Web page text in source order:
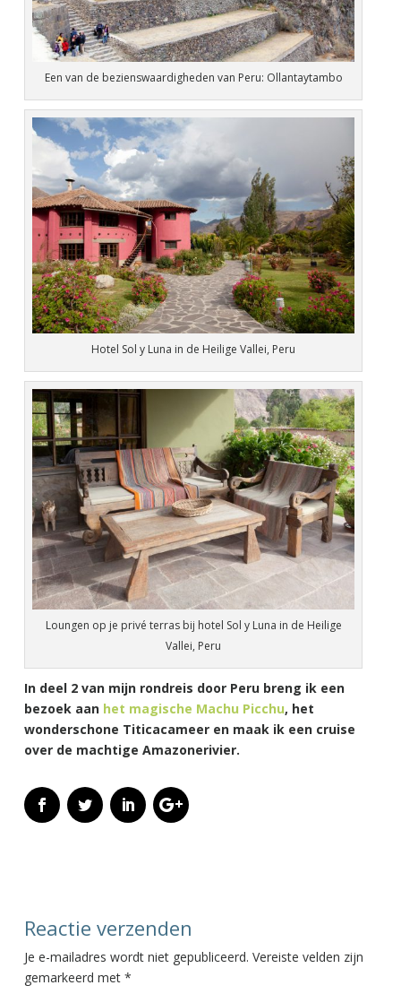
Een van de bezienswaardigheden van Peru: Ollantaytambo
Hotel Sol y Luna in de Heilige Vallei, Peru
Loungen op je privé terras bij hotel Sol y Luna in de Heilige
Vallei, Peru
In deel 2 van mijn rondreis door Peru breng ik een
bezoek aan het magische Machu Picchu, het
wonderschone Titicacameer en maak ik een cruise
over de machtige Amazonerivier.
Reactie verzenden
Je e-mailadres wordt niet gepubliceerd. Vereiste velden zijn
gemarkeerd met *